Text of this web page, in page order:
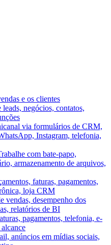
e os clientes
leads, negócios, contatos,
via formulários de CRM,
Instagram, telefonia,
com bate-papo,
armazenamento de arquivos,
faturas, pagamentos,
loja CRM
vendas, desempenho dos
relatórios de BI
pagamentos, telefonia, e-
anúncios em mídias sociais,